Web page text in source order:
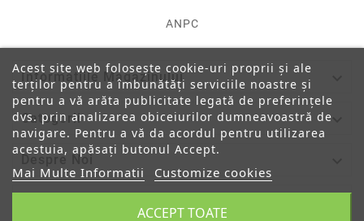
ANPC
Informatiile Magazinului
Categorii 
Despre Noi
Acest site web folosește cookie-uri proprii și ale
terților pentru a îmbunătăți serviciile noastre și
pentru a vă arăta publicitate legată de preferințele
dvs. prin analizarea obiceiurilor dumneavoastră de
navigare. Pentru a vă da acordul pentru utilizarea
acestuia, apăsați butonul Accept.
Mai Multe Informatii Customize cookies
ACCEPT TOATE